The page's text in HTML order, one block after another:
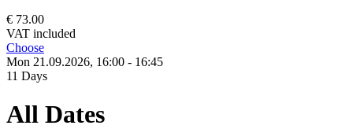
€ 73.00
VAT included
Choose
Mon 21.09.2026, 16:00 - 16:45
11 Days
All Dates